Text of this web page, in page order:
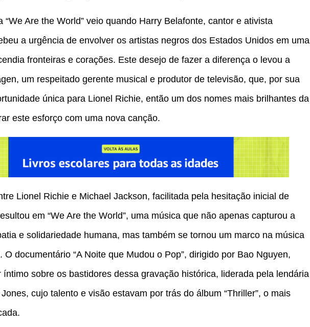
“We Are the World” veio quando Harry Belafonte, cantor e ativista
a urgência de envolver os artistas negros dos Estados Unidos em uma
fronteiras e corações. Este desejo de fazer a diferença o levou a
um respeitado gerente musical e produtor de televisão, que, por sua
única para Lionel Richie, então um dos nomes mais brilhantes da
este esforço com uma nova canção.
Lionel Richie e Michael Jackson, facilitada pela hesitação inicial de
em “We Are the World”, uma música que não apenas capturou a
e solidariedade humana, mas também se tornou um marco na música
O documentário “A Noite que Mudou o Pop”, dirigido por Bao Nguyen,
íntimo sobre os bastidores dessa gravação histórica, liderada pela lendária
cujo talento e visão estavam por trás do álbum “Thriller”, o mais